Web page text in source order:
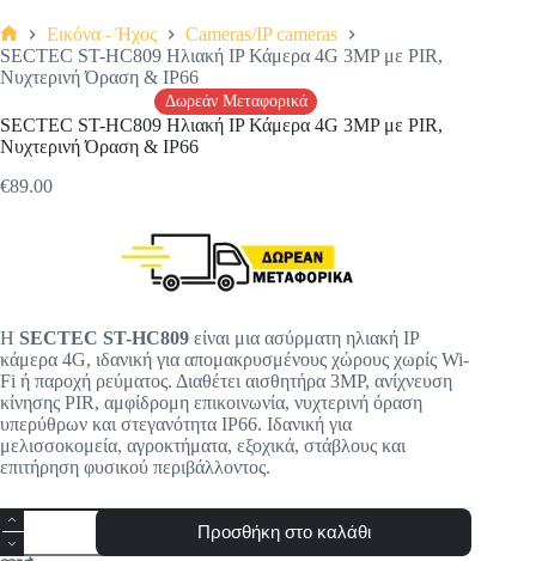
Αρχική
σελίδα
Εικόνα - Ήχος
Cameras/IP cameras
SECTEC ST-HC809 Ηλιακή IP Κάμερα 4G 3MP με PIR,
Νυχτερινή Όραση & IP66
Δωρεάν Μεταφορικά
SECTEC ST-HC809 Ηλιακή IP Κάμερα 4G 3MP με PIR,
Νυχτερινή Όραση & IP66
€89.00
Η SECTEC ST-HC809 είναι μια ασύρματη ηλιακή IP
κάμερα 4G, ιδανική για απομακρυσμένους χώρους χωρίς Wi-
Fi ή παροχή ρεύματος. Διαθέτει αισθητήρα 3MP, ανίχνευση
κίνησης PIR, αμφίδρομη επικοινωνία, νυχτερινή όραση
υπερύθρων και στεγανότητα IP66. Ιδανική για
μελισσοκομεία, αγροκτήματα, εξοχικά, στάβλους και
επιτήρηση φυσικού περιβάλλοντος.
SECTEC
ST-
Προσθήκη στο καλάθι